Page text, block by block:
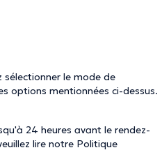
sélectionner le mode de
options mentionnées ci-dessus.
24 heures avant le rendez-
lire notre Politique